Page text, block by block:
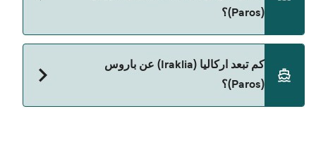
Blue Star Ferries(Paros)؟
إلى جواز سفر للحيوان. يرجى مراجعة تعليمات شركات
العبّارات بخصوص الحيوانات. حالياً يمكنك أخذ حيواناتك
الأليفة على العبّارة مع:
كم تبعد اركاليا (Iraklia) عن باروس
(Paros)؟